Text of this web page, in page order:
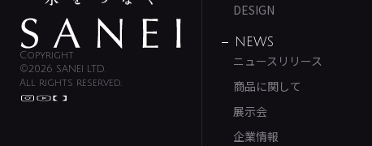
Copyright
©2026 SANEI LTD.
All rights reserved.
DESIGN
NEWS
ニュースリリース
商品に関して
展示会
企業情報